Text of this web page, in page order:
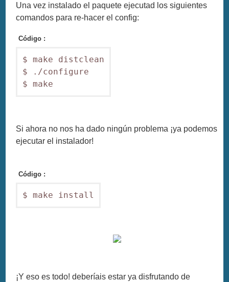
Una vez instalado el paquete ejecutad los siguientes
comandos para re-hacer el config:
Código :
$ make distclean
$ ./configure
Si ahora no nos ha dado ningún problema ¡ya podemos
ejecutar el instalador!
Código :
$ make install
¡Y eso es todo! deberíais estar ya disfrutando de